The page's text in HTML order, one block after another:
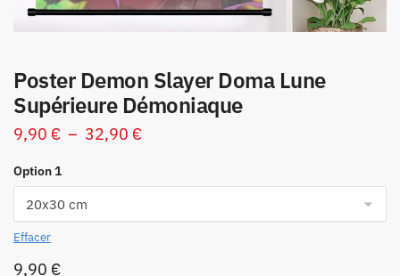
Poster Demon Slayer Doma Lune
Supérieure Démoniaque
9,90 € – 32,90 €Plage
Option 1
Effacer
9,90 €